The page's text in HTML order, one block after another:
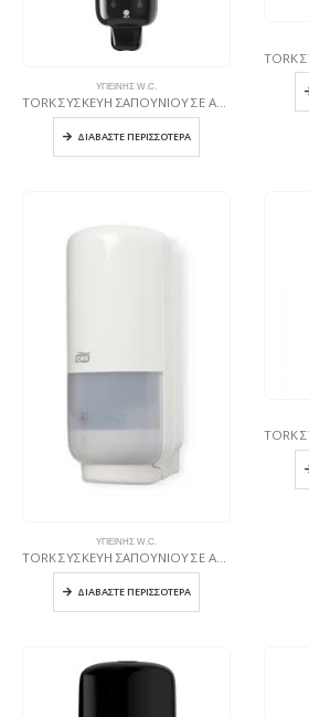
ΥΓΙΕΙΝΉΣ W.C.
TORK ΣΥΣΚΕΥΗ ΣΑΠΟΥΝΙΟΥ ΣΕ ΑΦΡΟ ΜΑΥΡΗ
ΔΙΑΒΆΣΤΕ ΠΕΡΙΣΣΌΤΕΡΑ
ΥΓΙΕΙΝΉΣ W.C.
TORK ΣΥΣΚΕΥΗ ΣΑΠΟΥΝΙΟΥ ΣΕ ΑΦΡΟ ΜΕ intuilion Sensor ΛΕΥΚΗ
ΔΙΑΒΆΣΤΕ ΠΕΡΙΣΣΌΤΕΡΑ